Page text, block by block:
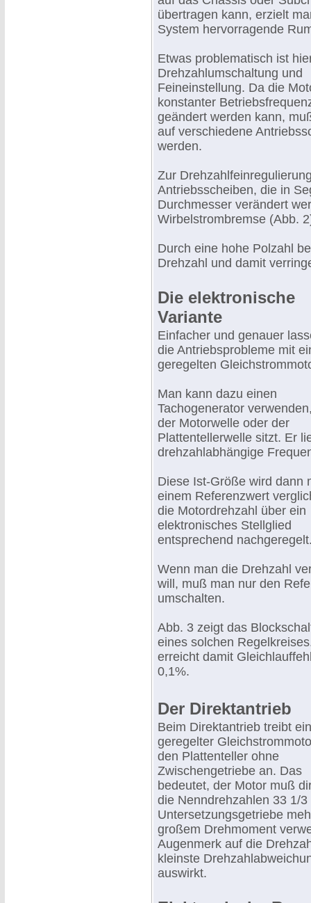
übertragen kann, erzielt
System hervorragende
Etwas problematisch ist
Drehzahlumschaltung und
Feineinstellung. Da die
konstanter
geändert werden kann,
auf verschiedene
werden.
Zur
Antriebsscheiben, die in
Durchmesser verändert
Wirbelstrombremse (Abb.
Durch eine hohe Polzahl
Drehzahl und damit
Die elektronische
Variante
Einfacher und genauer
die Antriebsprobleme mit
geregelten
Man kann dazu einen
Tachogenerator
der Motorwelle oder der
Plattentellerwelle sitzt. Er
drehzahlabhängige
Diese Ist-Größe wird dann
einem Referenzwert
die Motordrehzahl über ein
elektronisches Stellglied
entsprechend
Wenn man die Drehzahl
will, muß man nur den
umschalten.
Abb. 3 zeigt das
eines solchen
erreicht damit
0,1%.
Der Direktantrieb
Beim Direktantrieb treibt ein
geregelter
den Plattenteller ohne
Zwischengetriebe an. Das
bedeutet, der Motor muß
die Nenndrehzahlen 33 1/
Untersetzungsgetriebe
großem Drehmoment
Augenmerk auf die
kleinste
auswirkt.